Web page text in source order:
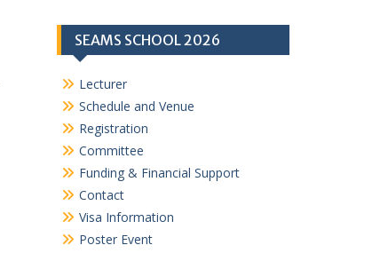
SEAMS SCHOOL 2026
Lecturer
Schedule and Venue
Registration
Committee
Funding & Financial Support
Contact
Visa Information
Poster Event